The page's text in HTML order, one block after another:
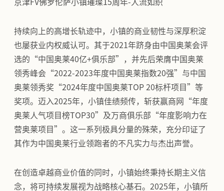
京津FV佛罗伦萨小镇璀璨15周年-人流如织
持续向上的高增长轨迹中，小镇的商业韧性与深厚积淀
也屡获业内权威认可。其于2021年跻身由中国奥莱会评
选的“中国奥莱40亿+俱乐部”，并先后荣膺中国奥莱
领秀峰会“2022-2023年度中国奥莱指数20强”与中国
奥莱领秀奖“2024年度中国奥莱TOP 20标杆项目”等
奖项。迈入2025年，小镇佳绩频传，斩获赢商网“年度
奥莱人气项目榜TOP30”及万商俱乐部“年度影响力在
营奥莱项目”。这一系列极具分量的殊荣，充分印证了
其作为中国奥莱行业领跑者的不凡实力与杰出声誉。
在创造卓越商业价值的同时，小镇始终秉持长期主义信
念，将可持续发展视为战略核心基石。2025年，小镇所